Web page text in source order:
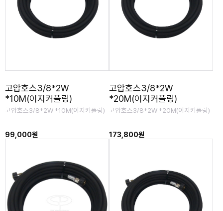
고압호스3/8*2W
*10M(이지커플링)
고압호스3/8*2W *10M(이지커플링)
99,000원
고압호스3/8*2W
*20M(이지커플링)
고압호스3/8*2W *20M(이지커플링)
173,800원